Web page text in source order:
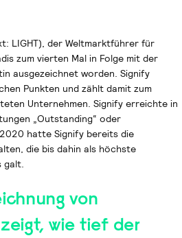
LIGHT), der Weltmarktführer für
zum vierten Mal in Folge mit der
ausgezeichnet worden. Signify
Punkten und zählt damit zum
Unternehmen. Signify erreichte in
„Outstanding“ oder
hatte Signify bereits die
die bis dahin als höchste
galt.
von
wie tief der